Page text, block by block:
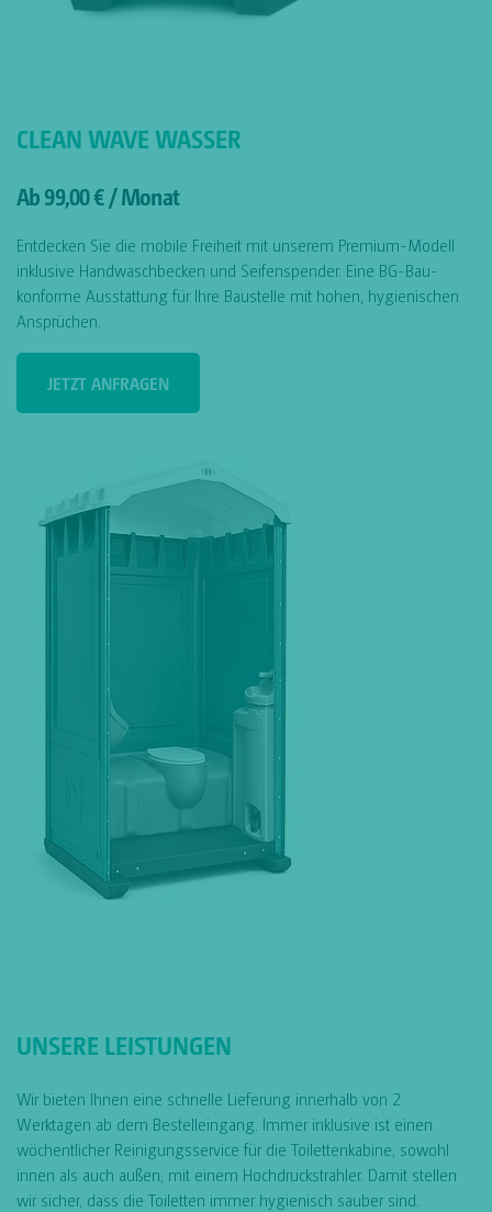
CLEAN WAVE WASSER
Ab 99,00 € / Monat
Entdecken Sie die mobile Freiheit mit unserem Premium-Modell
inklusive Handwaschbecken und Seifenspender. Eine BG-Bau-
konforme Ausstattung für Ihre Baustelle mit hohen, hygienischen
Ansprüchen.
JETZT ANFRAGEN
UNSERE LEISTUNGEN
Wir bieten Ihnen eine schnelle Lieferung innerhalb von 2
Werktagen ab dem Bestelleingang. Immer inklusive ist einen
wöchentlicher Reinigungsservice für die Toilettenkabine, sowohl
innen als auch außen, mit einem Hochdruckstrahler. Damit stellen
wir sicher, dass die Toiletten immer hygienisch sauber sind.